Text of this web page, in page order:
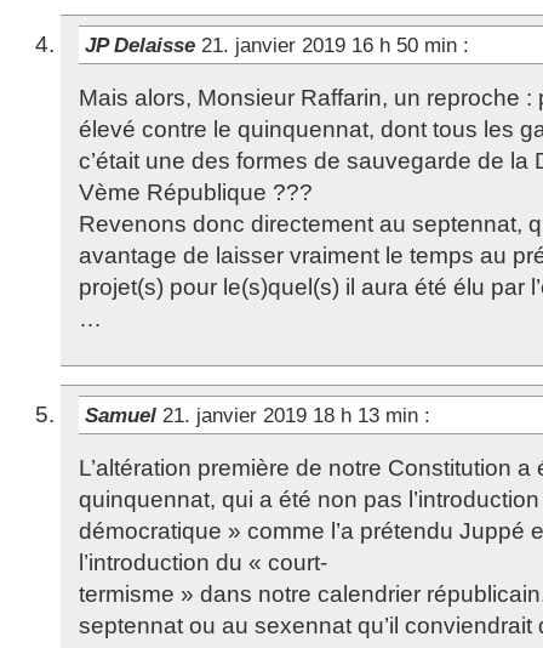
JP Delaisse 21. janvier 2019 16 h 50 min :
Mais alors, Monsieur Raffarin, un reproche :
élevé contre le quinquennat, dont tous les
c’était une des formes de sauvegarde de la
Vème République ???
Revenons donc directement au septennat,
avantage de laisser vraiment le temps au
projet(s) pour le(s)quel(s) il aura été élu par
…
Samuel 21. janvier 2019 18 h 13 min :
L’altération première de notre Constitution
quinquennat, qui a été non pas
démocratique » comme l’a prétendu Juppé
l’introduction du « court-
termisme » dans notre calendrier
septennat ou au sexennat qu’il conviendrait